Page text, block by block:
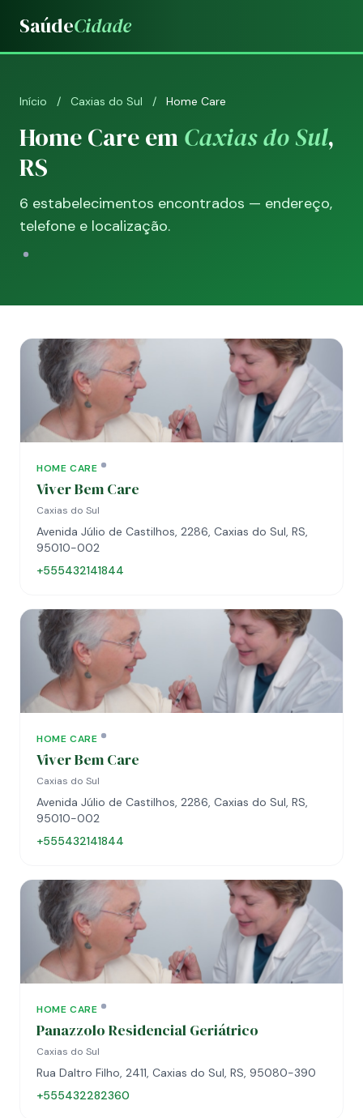
SaúdeCidade
Início / Caxias do Sul / Home Care
Home Care emCaxias do Sul,
RS
6 estabelecimentos encontrados — endereço,
telefone e localização.
HOME CARE
Viver Bem Care
Caxias do Sul
Avenida Júlio de Castilhos, 2286, Caxias do Sul, RS,
95010-002
+555432141844
HOME CARE
Viver Bem Care
Caxias do Sul
Avenida Júlio de Castilhos, 2286, Caxias do Sul, RS,
95010-002
+555432141844
HOME CARE
Panazzolo Residencial Geriátrico
Caxias do Sul
Rua Daltro Filho, 2411, Caxias do Sul, RS, 95080-390
+555432282360